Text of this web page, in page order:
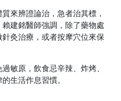
來辨證論治，急者治其標，
建銘醫師強調，除了藥物處
灸治療，或者按摩穴位來保
敏原，飲食忌辛辣、炸烤、
生活作息習慣。